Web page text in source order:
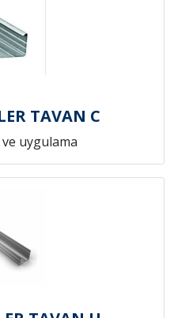
TAVAN C
ve uygulama